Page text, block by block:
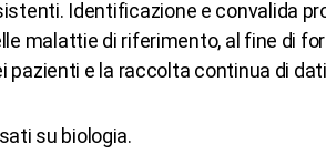
Identificazione e convalida
malattie di riferimento, al fine di
pazienti e la raccolta continua di
su biologia.